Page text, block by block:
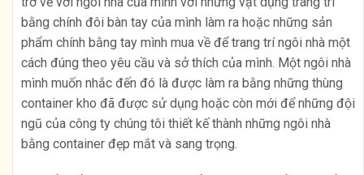
bằng chính đôi bàn tay của mình làm ra hoặc những sản
phẩm chính bằng tay mình mua về để trang trí ngôi nhà một
cách đúng theo yêu cầu và sở thích của mình. Một ngôi nhà
mình muốn nhắc đến đó là được làm ra bằng những thùng
container kho đã được sử dụng hoặc còn mới để những đội
ngũ của công ty chúng tôi thiết kế thành những ngôi nhà
bằng container đẹp mắt và sang trọng.